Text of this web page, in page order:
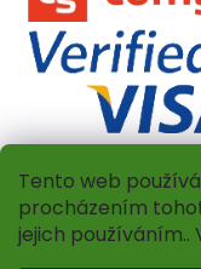
Tento web
procházením
jejich